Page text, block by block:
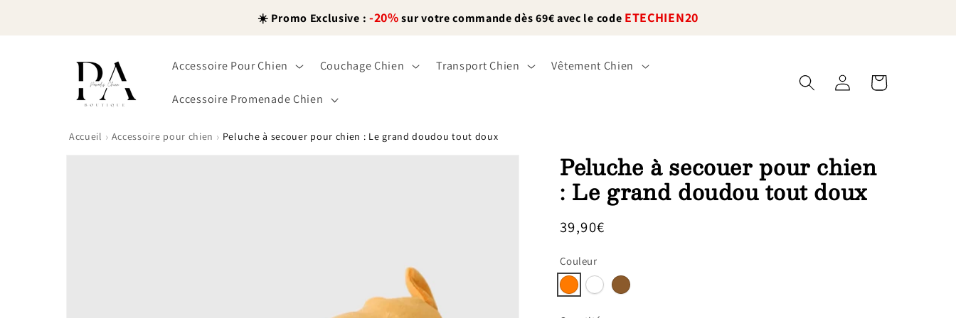
☀️ Promo Exclusive : -20%sur votre commande dès 69€ avec le code ETECHIEN20
Accessoire Pour Chien Couchage Chien Transport Chien Vêtement Chien
Accessoire Promenade Chien
Connexion Panier
Accueil › Accessoire pour chien › Peluche à secouer pour chien : Le grand doudou tout doux
Peluche à secouer pour chien
: Le grand doudou tout doux
Prix
39,90€
Couleur